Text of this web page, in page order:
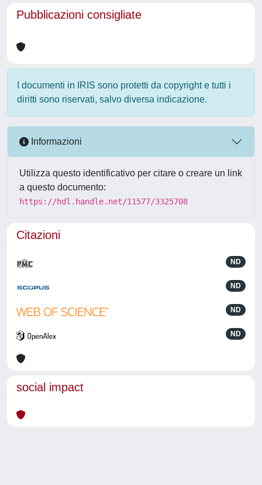
Pubblicazioni consigliate
I documenti in IRIS sono protetti da copyright e tutti i
diritti sono riservati, salvo diversa indicazione.
Informazioni
Utilizza questo identificativo per citare o creare un link
a questo documento:
https://hdl.handle.net/11577/3325708
Citazioni
ND
ND
ND
ND
social impact